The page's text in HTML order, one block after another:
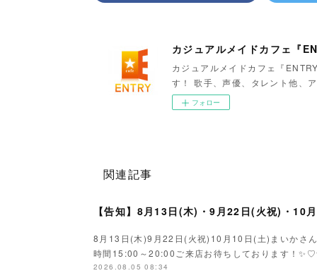
カジュアルメイドカフェ『
カジュアルメイドカフェ『
す！ 歌手、声優、タレント他、
フォロー
関連記事
【告知】8月13日(木)・9月22日(火祝)・10
8月13日(木)9月22日(火祝)10月10日(土)まいかさ
時間15:00～20:00ご来店お待ちしておりま
2026.08.05 08:34